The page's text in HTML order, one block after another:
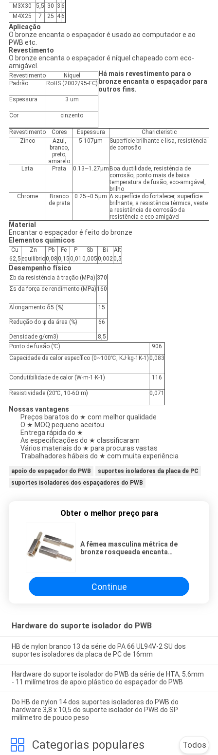
M3X30
5,5 30 3 6
M4X25
7 25 46
Aplicação
O bronze encanta o espaçador é usado ao computador e ao
PWB etc.
Revestimento
O bronze encanta o espaçador é níquel chapeado com eco-
amigável.
Revestimento
Níquel
Padrão
RoHS (2002/95-EC)
Espessura 3 um
Cor cinzento
Há mais revestimento para o
bronze encanta o espaçador para
outros fins.
Revestimento Cores Espessura
Charicteristic
Zinco
Azul,
branco,
preto,
amarelo
5-107μm
Superfície brilhante e lisa, resistência
de corrosão
Lata Prata 0.13~1.27μm Boa ductilidade, resistência de
corrosão, ponto mais de baixa
temperatura de fusão, eco-amigável,
brilho
Chrome
Branco
de prata
0.25~0.5μm A superfície do fortalecer, superfície
brilhante, a resistência térmica, veste
a resistência de corrosão da
resistência e eco-amigável
Material
Encantar o espaçador é feito do bronze
Elementos químicos
Cu Zn Pb Fe P Sb Bi
Alt
62,5 equilíbrio0,08 0,15 0,01 0,005 0,0020,5
Desempenho físico
Σb da resistência à tração (MPa) 370
Σs da força de rendimento (MPa) 160
Alongamento δ5 (%) 15
Redução do ψ da área (%) 66
Densidade g/cm3)
8,5
Ponto de fusão (℃)
906
Capacidade de calor específico (0~100℃, KJ·kg-1K-1) 0,083
Condutibilidade de calor (W·m-1·K-1) 116
Resistividade (20℃, 10-6Ω·m) 0,071
Nossas vantagens
Preços baratos do ★ com melhor qualidade
O ★ MOQ pequeno aceitou
Entrega rápida do ★
As especificações do ★ classificaram
Vários materiais do ★ para procuras vastas
Trabalhadores hábeis do ★ com muita experiência
apoio do espaçador do PWB
suportes isoladores da placa de PC
suportes isoladores dos espaçadores do PWB
Obter o melhor preço para
A fêmea masculina métrica de
bronze rosqueada encanta
Continue
Hardware do suporte isolador do PWB
HB de nylon branco 13 da série do PA 66 UL94V-2 SU dos
suportes isoladores da placa de PC de 16mm
Hardware do suporte isolador do PWB da série de HTA, 5.6mm
- 11 milímetros de apoio plástico do espaçador do PWB
Do HB de nylon 14 dos suportes isoladores do PWB do
hardware 3,8 x 10,5 do suporte isolador do PWB do SP
milímetro de pouco peso
Categorias populares Todos